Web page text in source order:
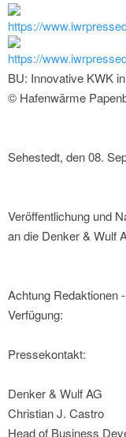
https://
https://
BU: Innovative KWK
© Hafenwärme
Sehestedt, den 08.
Veröffentlichung und
an die Denker & Wulf
Achtung Redaktionen
Verfügung:
Pressekontakt:
Denker & Wulf AG
Christian J. Castro
Head of Business